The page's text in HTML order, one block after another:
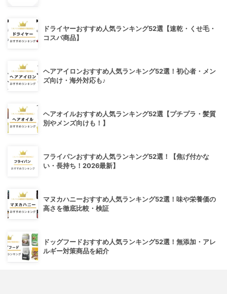
ドライヤーおすすめ人気ランキング52選【速乾・くせ毛・
コスパ商品】
ヘアアイロンおすすめ人気ランキング52選！初心者・メン
ズ向け・海外対応も♪
ヘアオイルおすすめ人気ランキング52選【プチプラ・髪質
別やメンズ向けも！】
フライパンおすすめ人気ランキング52選！【焦げ付かな
い・長持ち！2026最新】
マヌカハニーおすすめ人気ランキング52選！味や栄養価の
高さを徹底比較・検証
ドッグフードおすすめ人気ランキング52選！無添加・アレ
ルギー対策商品を紹介